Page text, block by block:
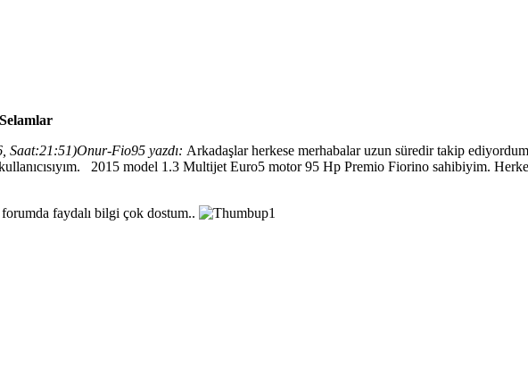
Saat:21:51)Onur-Fio95 yazdı: Arkadaşlar herkese merhabalar uzun süredir takip
2015 model 1.3 Multijet Euro5 motor 95 Hp Premio Fiorino sahibiyim.
forumda faydalı bilgi çok dostum..